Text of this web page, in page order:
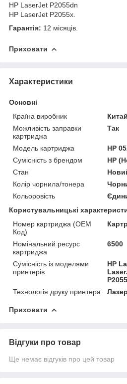
HP LaserJet P2055dn
HP LaserJet P2055x.
Гарантія: 12 місяців.
Приховати
Характеристики
Основні
Країна виробник
Китай
Можливість заправки
картриджа
Так
Модель картриджа
HP
Сумісність з брендом
HP
Стан
Колір чорнила/тонера
Кольоровість
Користувальницькі
Номер картриджа (OEM
Код)
Номінальний ресурс
картриджа
6500
Сумісність із моделями
принтерів
HP
Технологія друку принтера
Приховати
Відгуки про товар
Ще немає відгуків про цей товар